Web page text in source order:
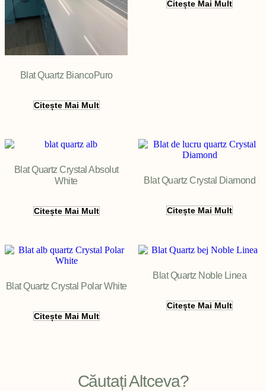
Blat Quartz BiancoPuro
Citește Mai Mult
Citește Mai Mult
Blat Quartz Crystal Absolut
White
Citește Mai Mult
Blat Quartz Crystal Diamond
Citește Mai Mult
Blat Quartz Crystal Polar White
Citește Mai Mult
Blat Quartz Noble Linea
Citește Mai Mult
Căutați Altceva?